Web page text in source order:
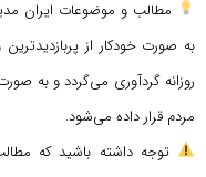
مطالب و موضوعات ایران
به صورت خودکار از
روزانه گردآوری می‌گردد و به
مردم قرار داده می‌شود.
توجه داشته باشید که